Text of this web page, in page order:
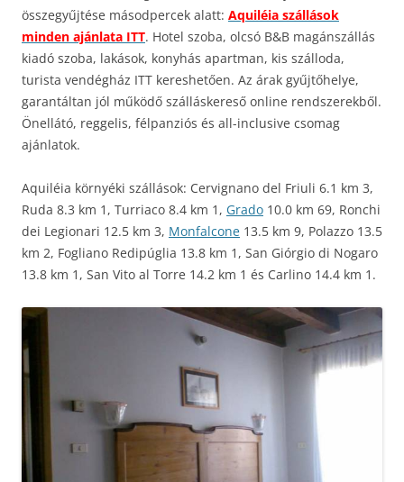
összegyűjtése másodpercek alatt: Aquiléia szállások
minden ajánlata ITT. Hotel szoba, olcsó B&B magánszállás
kiadó szoba, lakások, konyhás apartman, kis szálloda,
turista vendégház ITT kereshetően. Az árak gyűjtőhelye,
garantáltan jól működő szálláskereső online rendszerekből.
Önellátó, reggelis, félpanziós és all-inclusive csomag
ajánlatok.
Aquiléia környéki szállások: Cervignano del Friuli 6.1 km 3,
Ruda 8.3 km 1, Turriaco 8.4 km 1, Grado 10.0 km 69, Ronchi
dei Legionari 12.5 km 3, Monfalcone 13.5 km 9, Polazzo 13.5
km 2, Fogliano Redipúglia 13.8 km 1, San Giórgio di Nogaro
13.8 km 1, San Vito al Torre 14.2 km 1 és Carlino 14.4 km 1.